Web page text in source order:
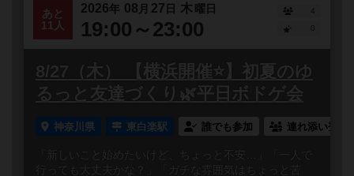
あと
11人
2026年 08 月 27 日 木曜日
19:00～23:00
4
8/27（木） 【横浜開催⭐️】初夏のゆ
るっと友達づくり🌿平日ボドゲ会
神奈川県 東白楽駅 誰でも参加 連れ添い登録
「新しいこと始めたいけど、ちょっと不安…」「一人で
行っても大丈夫かな？」「ガチな雰囲気はちょっと苦